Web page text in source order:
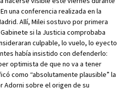
una conferencia realizada en la
Allí, Milei sostuvo por primera
si la Justicia comprobaba
culpable, lo vuelo, lo eyecto
había insistido con defenderlo:
optimista de que no va a tener
como “absolutamente plausible” la
Adorni sobre el origen de su